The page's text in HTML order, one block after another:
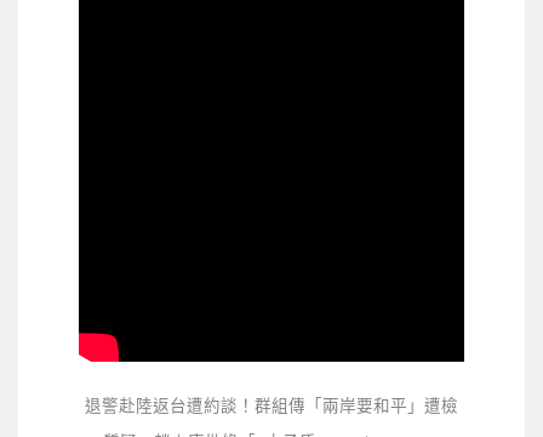
退警赴陸返台遭約談！群組傳「兩岸要和平」遭檢